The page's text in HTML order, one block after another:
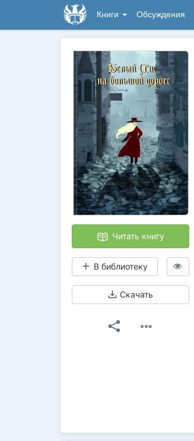
Книги Обсуждения
Читать книгу
В библиотеку
Скачать